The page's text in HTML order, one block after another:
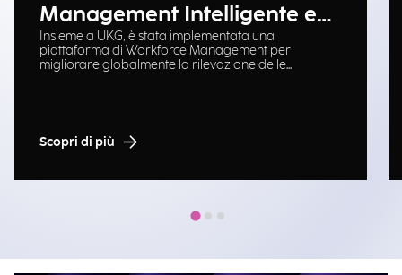
Management Intelligente e
Scalabile
Insieme a UKG, è stata implementata una
piattaforma di Workforce Management per
migliorare globalmente la rilevazione delle
Scopri di più